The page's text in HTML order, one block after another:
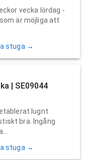
vecka lördag -
är möjliga att
stuga →
| SE09044
lugnt
bra. Ingång
stuga →